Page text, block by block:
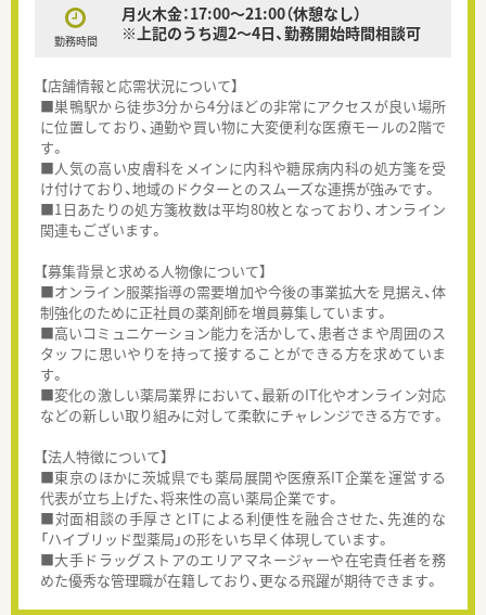
勤務時間
月火木金：17:00～21:00（休憩なし）
※上記のうち週2～4日、勤務開始時間相談可
【店舗情報と応需状況について】
■巣鴨駅から徒歩3分から4分ほどの非常にアクセスが良い場所
に位置しており、通勤や買い物に大変便利な医療モールの2階で
す。
■人気の高い皮膚科をメインに内科や糖尿病内科の処方箋を受
け付けており、地域のドクターとのスムーズな連携が強みです。
■1日あたりの処方箋枚数は平均80枚となっており、オンライン
関連もございます。
【募集背景と求める人物像について】
■オンライン服薬指導の需要増加や今後の事業拡大を見据え、体
制強化のために正社員の薬剤師を増員募集しています。
■高いコミュニケーション能力を活かして、患者さまや周囲のス
タッフに思いやりを持って接することができる方を求めていま
す。
■変化の激しい薬局業界において、最新のIT化やオンライン対応
などの新しい取り組みに対して柔軟にチャレンジできる方です。
【法人特徴について】
■東京のほかに茨城県でも薬局展開や医療系IT企業を運営する
代表が立ち上げた、将来性の高い薬局企業です。
■対面相談の手厚さとITによる利便性を融合させた、先進的な
「ハイブリッド型薬局」の形をいち早く体現しています。
■大手ドラッグストアのエリアマネージャーや在宅責任者を務
めた優秀な管理職が在籍しており、更なる飛躍が期待できます。